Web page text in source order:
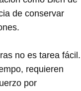
de conservar
no es tarea fácil.
requieren
por